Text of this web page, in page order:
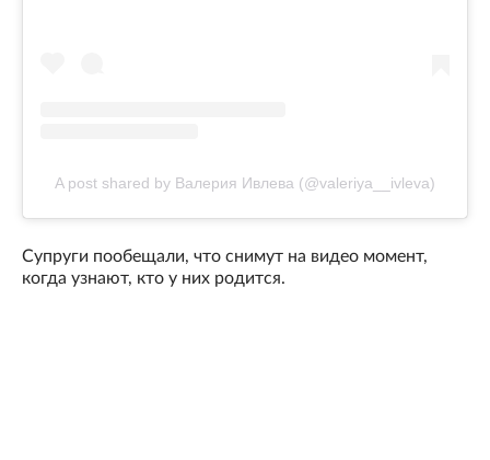
A post shared by Валерия Ивлева (@valeriya__ivleva)
Супруги пообещали, что снимут на видео момент,
когда узнают, кто у них родится.